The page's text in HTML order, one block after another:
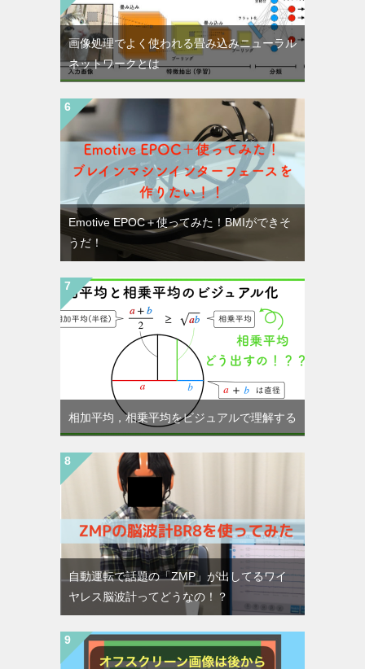
画像処理でよく使われる畳み込みニューラル
ネットワークとは
Emotive EPOC＋使ってみた！BMIができそ
うだ！
相加平均，相乗平均をビジュアルで理解する
自動運転で話題の「ZMP」が出してるワイ
ヤレス脳波計ってどうなの！？